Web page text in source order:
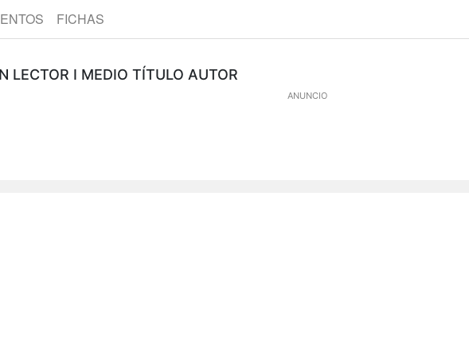
FICHAS
I MEDIO TÍTULO AUTOR
ANUNCIO